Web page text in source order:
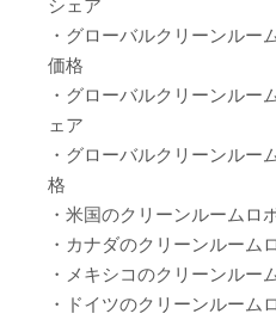
シェア
・グローバルクリーンルー
価格
・グローバルクリーンルー
ェア
・グローバルクリーンルー
格
・米国のクリーンルームロ
・カナダのクリーンルーム
・メキシコのクリーンルー
・ドイツのクリーンルーム